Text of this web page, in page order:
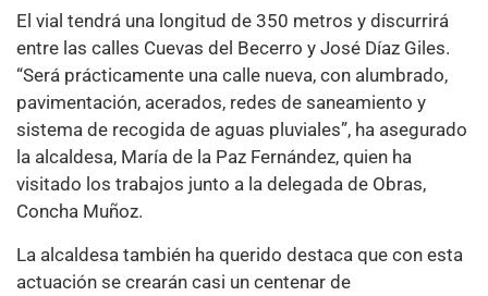
El vial tendrá una longitud de 350 metros y discurrirá
entre las calles Cuevas del Becerro y José Díaz Giles.
“Será prácticamente una calle nueva, con alumbrado,
pavimentación, acerados, redes de saneamiento y
sistema de recogida de aguas pluviales”, ha asegurado
la alcaldesa, María de la Paz Fernández, quien ha
visitado los trabajos junto a la delegada de Obras,
Concha Muñoz.
La alcaldesa también ha querido destaca que con esta
actuación se crearán casi un centenar de